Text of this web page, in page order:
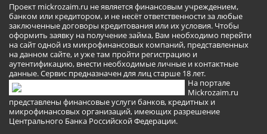
Проект mickrozaim.ru не является финансовым учреждением,
банком или кредитором, и не несёт ответственности за любые
заключенные договоры кредитования или их условия. Чтобы
оформить заявку на получение займа, Вам необходимо перейти
на сайт одной из микрофинансовых компаний, представленных
на данном сайте, и уже там пройти регистрацию и
аутентификацию, внести необходимые личные и контактные
данные. Сервис предназначен для лиц старше 18 лет.
На портале
Mickrozaim.ru
представлены финансовые услуги банков, кредитных и
микрофинансовых организаций, имеющих разрешение
Центрального Банка Российской Федерации.